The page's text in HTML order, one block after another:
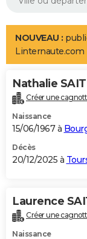
Aménagement
LIFESTYLE
Art de vivre
Bien-être
Loisirs
Mode
Modes de vie
Alimentation
Guide de la santé
Maladies
Médicaments
Sommeil
VOYAGE
Destinations
City break
Voyage nature
Voyage de noces
Forum
Climat
+PHOTO
GUIDES D'ACHAT
BONS PLANS
Carte de Noël
Carte Bonne année
Carte Saint-Valentin
Carte Pâques
Carte d'anniversaire
DICTIONNAIRE
Dictionnaire
Biographies
Citations
Expressions
Proverbes
PROGRAMME TV
NOUVEAU :
Linternaute.com
Nathalie
Créer une
Naissance
15/06/1967 à
Décès
20/12/2025 à
Laurence
Créer une
Naissance